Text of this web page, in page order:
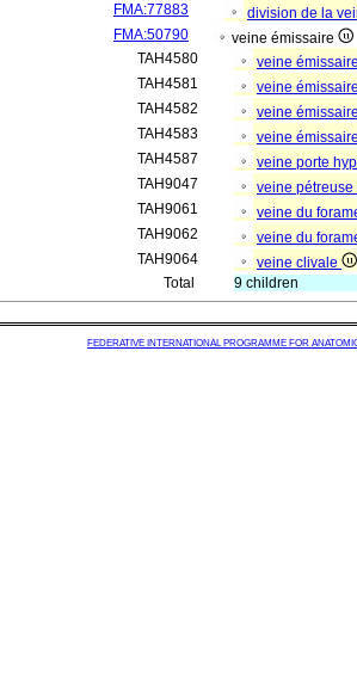
FMA:77883
division de la
FMA:50790
veine émissaire
TAH4580
veine
TAH4581
veine
TAH4582
veine
TAH4583
veine
TAH4587
veine porte
TAH9047
veine
TAH9061
veine du
TAH9062
veine du
TAH9064
veine clivale
Total
9 children
FEDERATIVE INTERNATIONAL PROGRAMME FOR